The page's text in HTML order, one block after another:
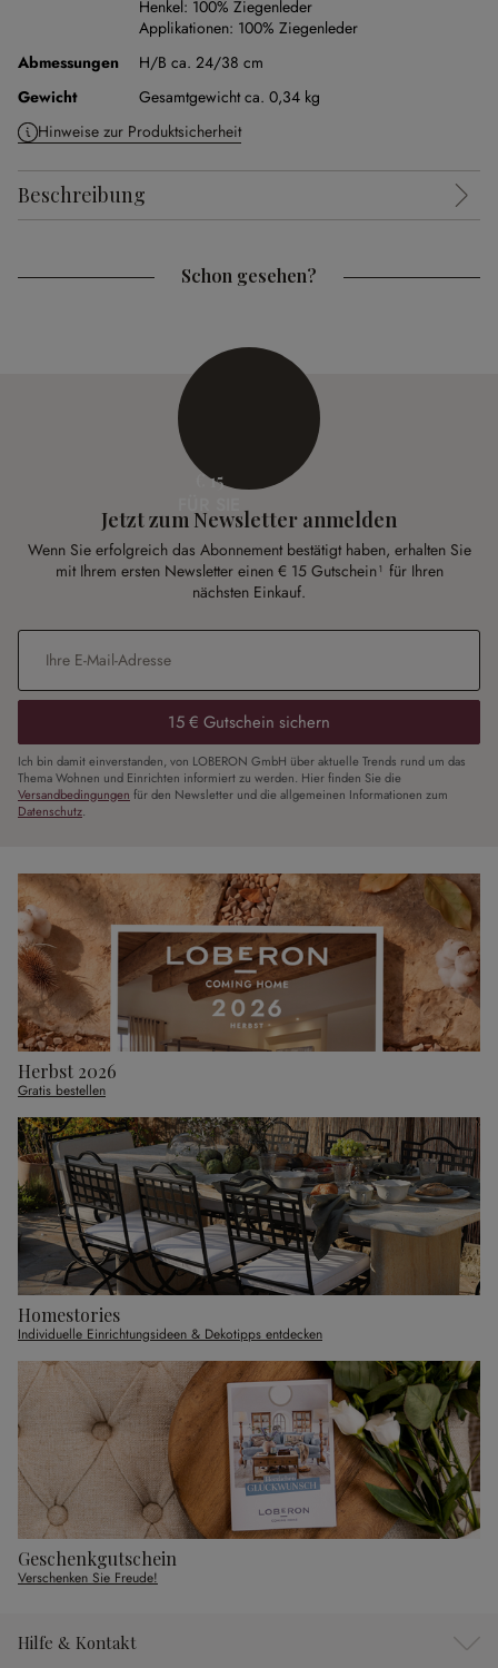
Henkel: 100% Ziegenleder
Applikationen: 100% Ziegenleder
Abmessungen
H/B ca. 24/38 cm
Gewicht
Gesamtgewicht ca. 0,34 kg
Hinweise zur Produktsicherheit
Beschreibung
Schon gesehen?
€ 15
Jetzt zum Newsletter anmelden
Wenn Sie erfolgreich das Abonnement bestätigt haben, erhalten Sie
mit Ihrem ersten Newsletter einen € 15 Gutschein¹ für Ihren
nächsten Einkauf.
E-Mail-Adresse
15 € Gutschein sichern
Ich bin damit einverstanden, von LOBERON GmbH über aktuelle Trends rund um das
Thema Wohnen und Einrichten informiert zu werden. Hier finden Sie die
Versandbedingungen für den Newsletter und die allgemeinen Informationen zum
Datenschutz.
Herbst 2026
Gratis bestellen
Homestories
Individuelle Einrichtungsideen & Dekotipps entdecken
Geschenkgutschein
Verschenken Sie Freude!
Hilfe & Kontakt